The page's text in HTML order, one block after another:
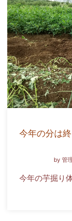
今年の分は
by 管
今年の芋掘り